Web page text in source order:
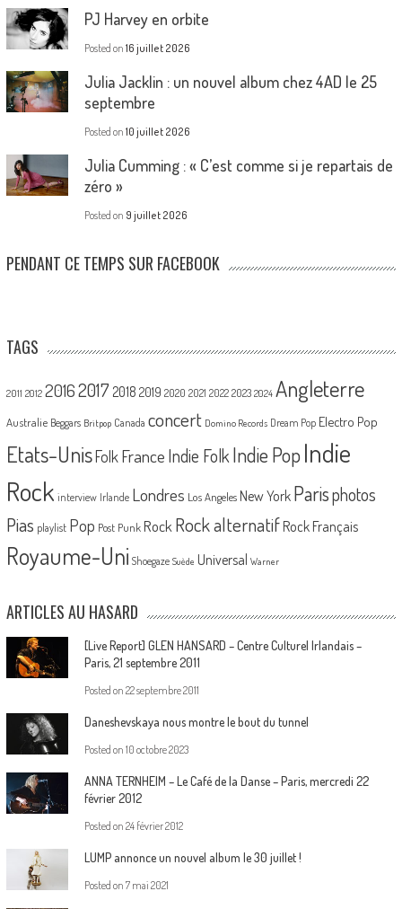
PJ Harvey en orbite
Posted on 16 juillet 2026
Julia Jacklin : un nouvel album chez 4AD le 25
septembre
Posted on 10 juillet 2026
Julia Cumming : « C’est comme si je repartais de
zéro »
Posted on 9 juillet 2026
PENDANT CE TEMPS SUR FACEBOOK
TAGS
2011 2012 20162017 2018 2019 2020 2021 2022 2023 2024 Angleterre
Australie Beggars Britpop Canada concert Domino Records Dream Pop Electro Pop
Etats-UnisFolk France Indie FolkIndie PopIndie
Rock interview Irlande Londres Los Angeles New York Parisphotos
Pias playlist Pop Post Punk Rock Rock alternatif Rock Français
Royaume-Uni Shoegaze Suède Universal Warner
ARTICLES AU HASARD
[Live Report] GLEN HANSARD – Centre Culturel Irlandais –
Paris, 21 septembre 2011
Posted on 22 septembre 2011
Daneshevskaya nous montre le bout du tunnel
Posted on 10 octobre 2023
ANNA TERNHEIM – Le Café de la Danse – Paris, mercredi 22
février 2012
Posted on 24 février 2012
LUMP annonce un nouvel album le 30 juillet !
Posted on 7 mai 2021